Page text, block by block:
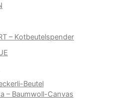
– Kotbeutelspender
Beutel
– Baumwoll-Canvas